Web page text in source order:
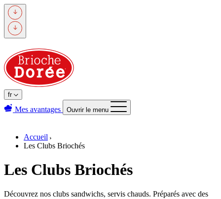
Passer
au
contenu
principal
fr
Mes avantages Ouvrir le menu
Accueil
Les Clubs Briochés
Les Clubs Briochés
Découvrez nos clubs sandwichs, servis chauds. Préparés avec des